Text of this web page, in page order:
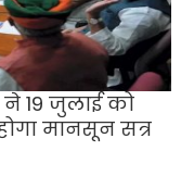
19 जुलाई को
मानसून सत्र